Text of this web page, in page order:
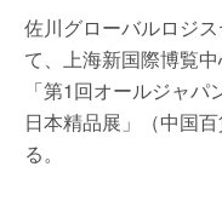
佐川グローバルロジ
て、上海新国際博覧
「第1回オールジャ
日本精品展」（中国
る。